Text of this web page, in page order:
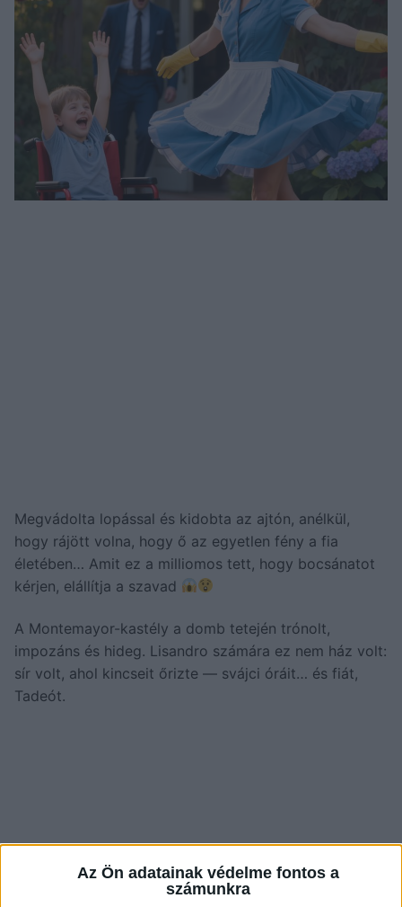
Az Ön adatainak védelme fontos a
számunkra
Megvádolta lopással és kidobta az ajtón, anélkül,
hogy rájött volna, hogy ő az egyetlen fény a fia
életében… Amit ez a milliomos tett, hogy bocsánatot
kérjen, elállítja a szavad
A Montemayor-kastély a domb tetején trónolt,
impozáns és hideg. Lisandro számára ez nem ház volt:
sír volt, ahol kincseit őrizte — svájci óráit… és fiát,
Tadeót.
Két évvel korábban egy baleset elvitte a feleségét, és
Tadeót borzalmas csöndbe taszította. Az orvosok
„súlyos katatón depresszióról” beszéltek. Lisandro